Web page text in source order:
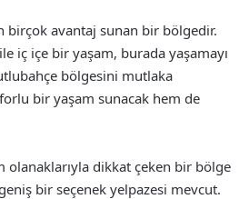
birçok avantaj sunan bir bölgedir.
iç içe bir yaşam, burada yaşamayı
bölgesini mutlaka
bir yaşam sunacak hem de
dikkat çeken bir bölge
bir seçenek yelpazesi mevcut.